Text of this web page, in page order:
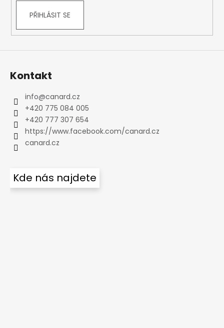
PŘIHLÁSIT SE
Kontakt
info@canard.cz
+420 775 084 005
+420 777 307 654
https://www.facebook.com/canard.cz
canard.cz
Kde nás najdete